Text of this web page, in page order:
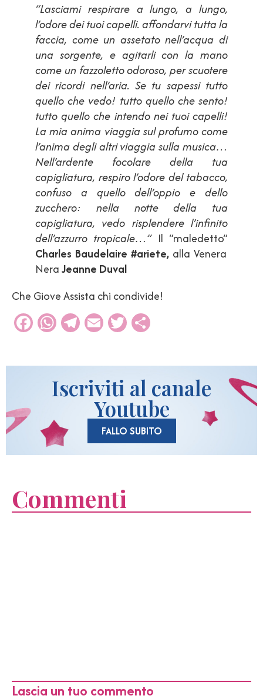
“Lasciami respirare a lungo, a lungo,
l’odore dei tuoi capelli. affondarvi tutta la
faccia, come un assetato nell’acqua di
una sorgente, e agitarli con la mano
come un fazzoletto odoroso, per scuotere
dei ricordi nell’aria. Se tu sapessi tutto
quello che vedo! tutto quello che sento!
tutto quello che intendo nei tuoi capelli!
La mia anima viaggia sul profumo come
l’anima degli altri viaggia sulla musica…
Nell’ardente focolare della tua
capigliatura, respiro l’odore del tabacco,
confuso a quello dell’oppio e dello
zucchero: nella notte della tua
capigliatura, vedo risplendere l’infinito
dell’azzurro tropicale…”Il “maledetto”
Charles Baudelaire #ariete, alla Venera
NeraJeanne Duval
Che Giove Assista chi condivide!
Facebook
WhatsApp
Telegram
EmailTwitter
Iscriviti al canale
Youtube
FALLO SUBITO
Commenti
Lascia un tuo commento